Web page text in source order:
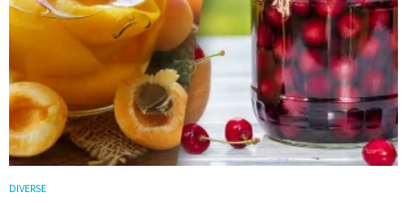
DIVERSE